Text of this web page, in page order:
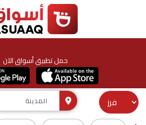
حمل تطبيق أسواق الآن